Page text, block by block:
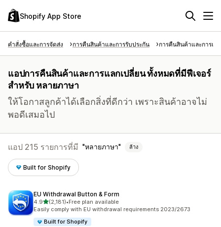
Shopify App Store
คำสั่งซื้อและการจัดส่ง การคืนสินค้าและการรับประกัน การคืนสินค้าและการแล
แอปการคืนสินค้าและการแลกเปลี่ยน ทั้งหมดที่มีฟีเจอร์
สำหรับ หลายภาษา
ให้โอกาสลูกค้าได้เลือกสิ่งที่ดีกว่า เพราะสินค้าอาจไม่
พอดีเสมอไป
แอป 215 รายการที่มี หลายภาษา ล้าง
Built for Shopify
EU Withdrawal Button & Form
4.9เต็ม 5 ดาว
(2,181)
ทั้งหมด 2181 รีวิว
•Free plan available
Easily comply with EU withdrawal requirements 2023/2673
Built for Shopify